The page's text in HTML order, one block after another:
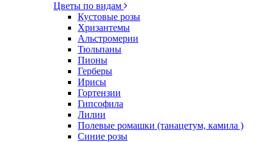
Цветы по видам
Кустовые розы
Хризантемы
Альстромерии
Тюльпаны
Пионы
Герберы
Ирисы
Гортензии
Гипсофила
Лилии
Полевые ромашки (танацетум, камила )
Синие розы